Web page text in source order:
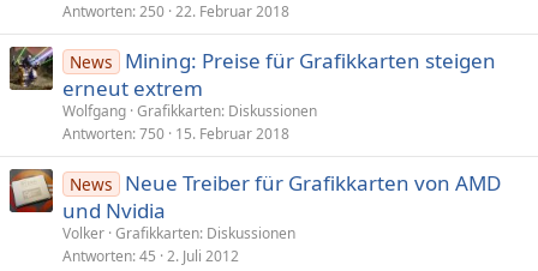
Antworten 250 22. Februar 2018
News
Mining: Preise für Grafikkarten steigen
erneut extrem
Wolfgang Grafikkarten: Diskussionen
Antworten 750 15. Februar 2018
News
Neue Treiber für Grafikkarten von AMD
und Nvidia
Volker Grafikkarten: Diskussionen
Antworten 45 2. Juli 2012